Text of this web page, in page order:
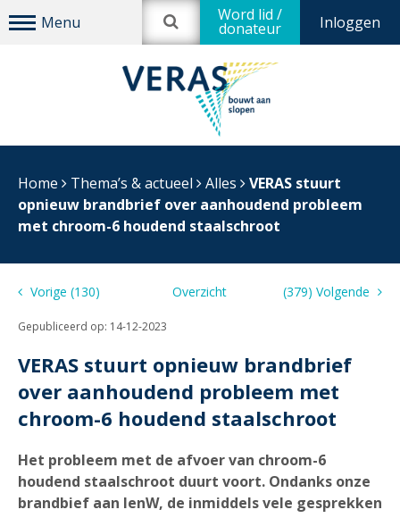
Inloggen
Word lid /
donateur
Home Thema’s & actueel Alles
VERAS stuurt
opnieuw brandbrief over aanhoudend probleem
met chroom-6 houdend staalschroot
Vorige (130) Overzicht (379) Volgende
Gepubliceerd op: 14-12-2023
VERAS stuurt opnieuw brandbrief
over aanhoudend probleem met
chroom-6 houdend staalschroot
Het probleem met de afvoer van chroom-6
houdend staalschroot duurt voort. Ondanks onze
brandbief aan IenW, de inmiddels vele gesprekken